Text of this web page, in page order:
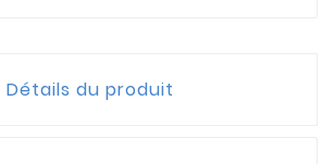
Détails du produit